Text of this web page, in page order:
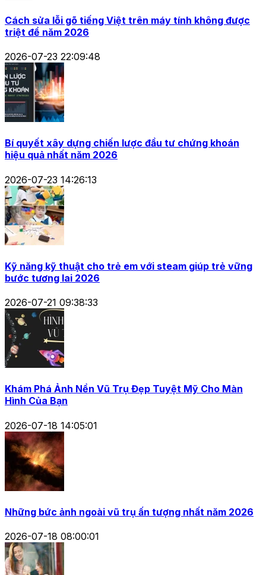
Cách sửa lỗi gõ tiếng Việt trên máy tính không được
triệt để năm 2026
2026-07-23 22:09:48
Bí quyết xây dựng chiến lược đầu tư chứng khoán
hiệu quả nhất năm 2026
2026-07-23 14:26:13
Kỹ năng kỹ thuật cho trẻ em với steam giúp trẻ vững
bước tương lai 2026
2026-07-21 09:38:33
Khám Phá Ảnh Nền Vũ Trụ Đẹp Tuyệt Mỹ Cho Màn
Hình Của Bạn
2026-07-18 14:05:01
Những bức ảnh ngoài vũ trụ ấn tượng nhất năm 2026
2026-07-18 08:00:01